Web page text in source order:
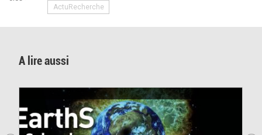
ActuRecherche
A lire aussi